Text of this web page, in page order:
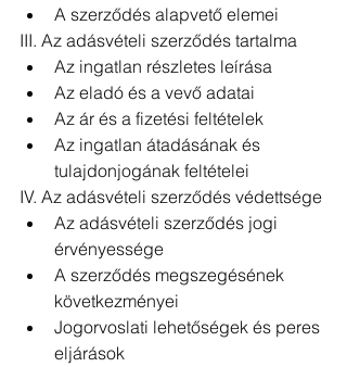
A szerződés alapvető elemei
III. Az adásvételi szerződés tartalma
Az ingatlan részletes leírása
Az eladó és a vevő adatai
Az ár és a fizetési feltételek
Az ingatlan átadásának és
tulajdonjogának feltételei
IV. Az adásvételi szerződés védettsége
Az adásvételi szerződés jogi
érvényessége
A szerződés megszegésének
következményei
Jogorvoslati lehetőségek és peres
eljárások